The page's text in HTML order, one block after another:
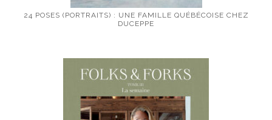
24 POSES (PORTRAITS) : UNE FAMILLE QUÉBÉCOISE CHEZ
DUCEPPE